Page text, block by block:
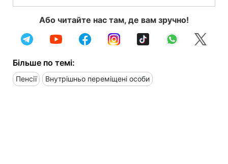
Або читайте нас там, де вам зручно!
Більше по темі:
Пенсії Внутрішньо переміщені особи